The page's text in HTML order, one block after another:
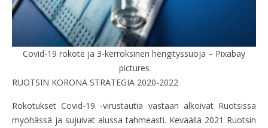
Covid-19 rokote ja 3-kerroksinen hengityssuoja – Pixabay
pictures
RUOTSIN KORONA STRATEGIA 2020-2022
Rokotukset Covid-19 -virustautia vastaan alkoivat Ruotsissa
myöhässä ja sujuivat alussa tahmeasti. Keväällä 2021 Ruotsin